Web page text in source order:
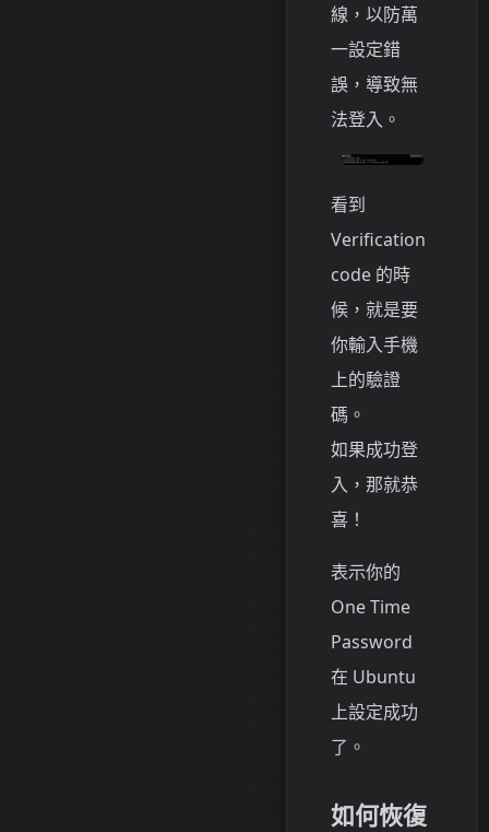
線，以防萬
一設定錯
誤，導致無
法登入。
看到
Verification
code 的時
候，就是要
你輸入手機
上的驗證
碼。
如果成功登
入，那就恭
喜！
表示你的
One Time
Password
在 Ubuntu
上設定成功
了。
如何恢復